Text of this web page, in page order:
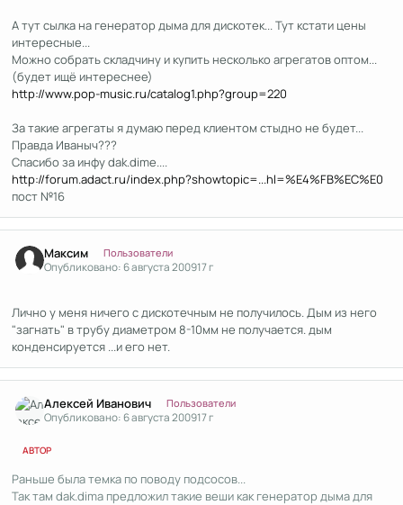
А тут сылка на генератор дыма для дискотек... Тут кстати цены
интересные...
Можно собрать складчину и купить несколько агрегатов оптом...
(будет ищё интереснее)
http://www.pop-music.ru/catalog1.php?group=220
За такие агрегаты я думаю перед клиентом стыдно не будет...
Правда Иваныч???
Спасибо за инфу dak.dime....
http://forum.adact.ru/index.php?showtopic=...hl=%E4%FB%EC%E0
пост №16
Максим Пользователи
Опубликовано:6 августа 200917 г
Лично у меня ничего с дискотечным не получилось. Дым из него
"загнать" в трубу диаметром 8-10мм не получается. дым
конденсируется ...и его нет.
Алексей Иванович Пользователи
Опубликовано:6 августа 200917 г
АВТОР
Раньше была темка по поводу подсосов...
Так там dak.dima предложил такие веши как генератор дыма для